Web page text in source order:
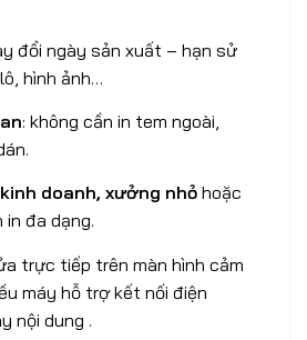
đổi ngày sản xuất – hạn sử
hình ảnh…
: không cần in tem ngoài,
doanh, xưởng nhỏ hoặc
in đa dạng.
trực tiếp trên màn hình cảm
máy hỗ trợ kết nối điện
nội dung .